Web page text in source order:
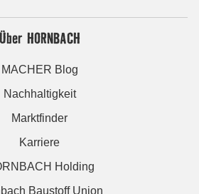
Über HORNBACH
MACHER Blog
Nachhaltigkeit
Marktfinder
Karriere
Holding
Baustoff Union